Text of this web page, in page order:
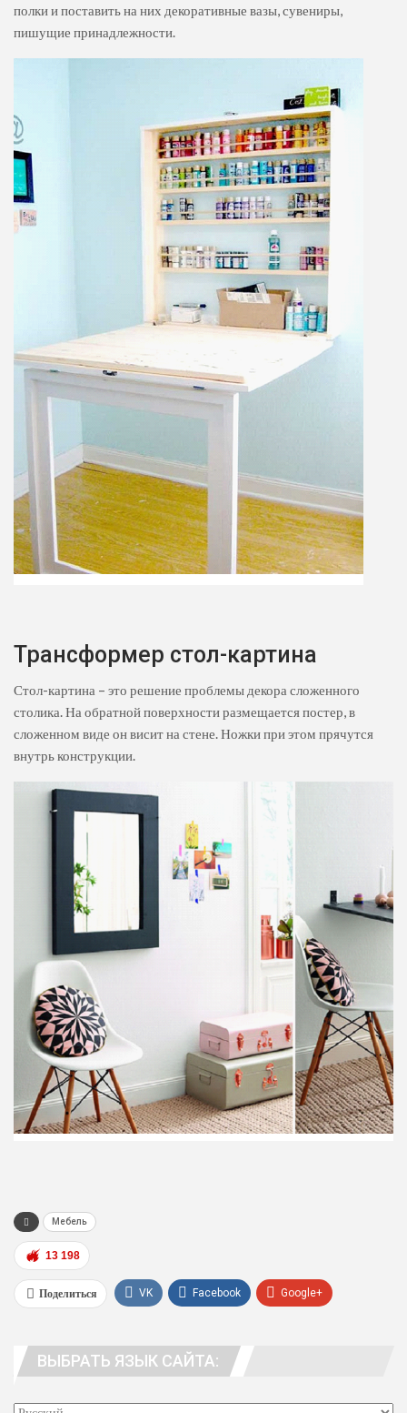
полки и поставить на них декоративные вазы, сувениры,
пишущие принадлежности.
Трансформер стол-картина
Стол-картина – это решение проблемы декора сложенного
столика. На обратной поверхности размещается постер, в
сложенном виде он висит на стене. Ножки при этом прячутся
внутрь конструкции.
Мебель
13 198
Поделиться VK Facebook Google+
Эл. адрес
ВЫБРАТЬ ЯЗЫК САЙТА: